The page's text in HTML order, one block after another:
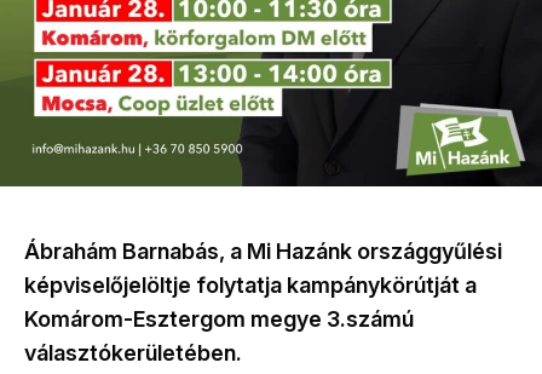
Ábrahám Barnabás, a Mi Hazánk országgyűlési
képviselőjelöltje folytatja kampánykörútját a
Komárom-Esztergom megye 3.számú
választókerületében.